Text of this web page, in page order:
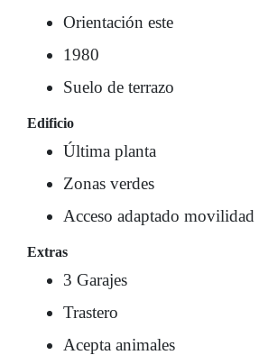
Orientación este
1980
Suelo de terrazo
Edificio
Última planta
Zonas verdes
Acceso adaptado movilidad
Extras
3 Garajes
Trastero
Acepta animales